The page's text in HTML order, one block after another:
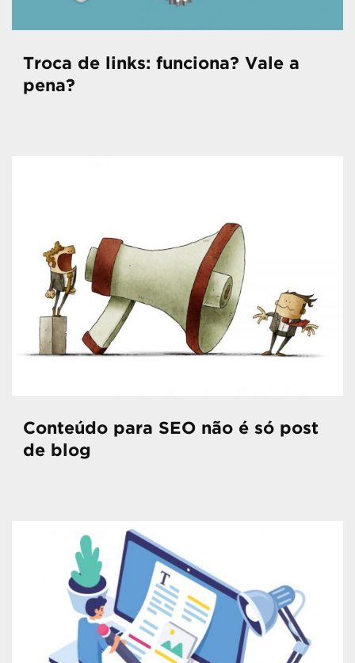
Troca de links: funciona? Vale a
pena?
Conteúdo para SEO não é só post
de blog